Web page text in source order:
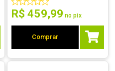
R$ 459,99 no pix
Comprar